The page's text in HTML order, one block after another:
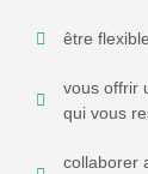
être flexible
vous offrir
qui vous
collaborer